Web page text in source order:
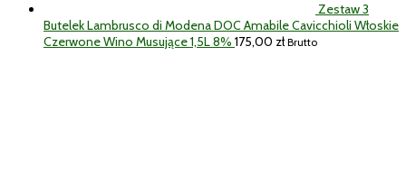
Zestaw 3
Butelek Lambrusco di Modena DOC Amabile Cavicchioli Włoskie
Czerwone Wino Musujące 1,5L 8% 175,00 zł Brutto